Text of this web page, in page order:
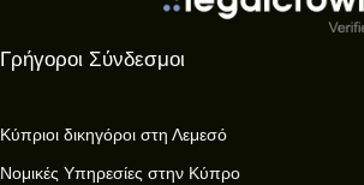
Γρήγοροι Σύνδεσμοι
Κύπριοι δικηγόροι στη Λεμεσό
Νομικές Υπηρεσίες στην Κύπρο